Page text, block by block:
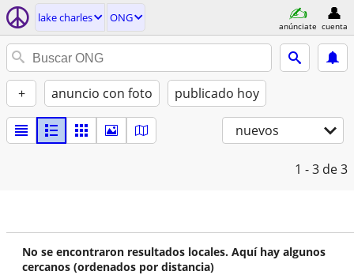
lake charles ONG
anúnciate cuenta
+ anuncio con foto publicado hoy
nuevos
1 - 3 de 3
No se encontraron resultados locales. Aquí hay algunos
cercanos (ordenados por distancia)